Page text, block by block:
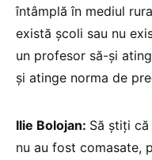
întâmplă în mediul
există școli sau nu
un profesor să-și
și atinge norma de
Ilie Bolojan: Să știți
nu au fost comasate,